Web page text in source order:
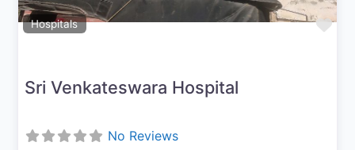
Hospitals
Sri Venkateswara Hospital
No Reviews